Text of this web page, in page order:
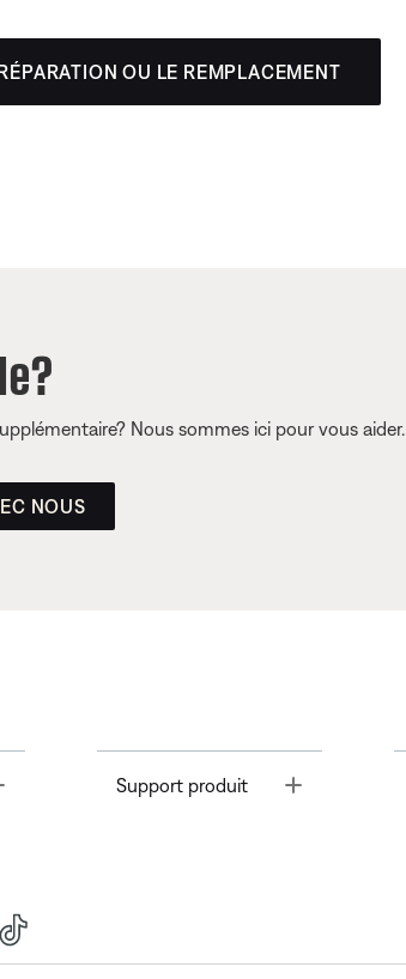
OU LE REMPLACEMENT
Nous sommes ici pour vous aider.
NOUS
Toggle Support produit